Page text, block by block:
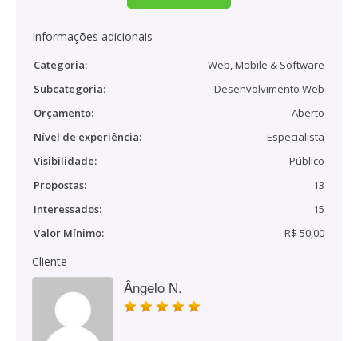
Informações adicionais
Categoria:
Web, Mobile & Software
Subcategoria:
Desenvolvimento Web
Orçamento:
Aberto
Nível de experiência:
Especialista
Visibilidade:
Público
Propostas:
13
Interessados:
15
Valor Mínimo:
R$ 50,00
Cliente
Ângelo N.